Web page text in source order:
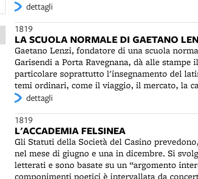
dettagli
1819
LA SCUOLA NORMALE DI GAETANO
Gaetano Lenzi, fondatore di una scuola
Garisendi a Porta Ravegnana, dà alle
particolare soprattutto l'insegnamento del
temi ordinari, come il viaggio, il mercato, la
interessante. Nel “ginnasio” di Lenzi vi sono
elementare arricchita del latino. Nel 1825 gli
negli anni successivi, grazie ai metodi di
scelti dal direttore con molta cura. Non sono
piuttosto premi e gratificazioni, come
dettagli
1819
L'ACCADEMIA FELSINEA
Gli Statuti della Società del Casino
nel mese di giugno e una in dicembre. Si
letterati e sono basate su un “argomento
componimenti poetici è intervallata da